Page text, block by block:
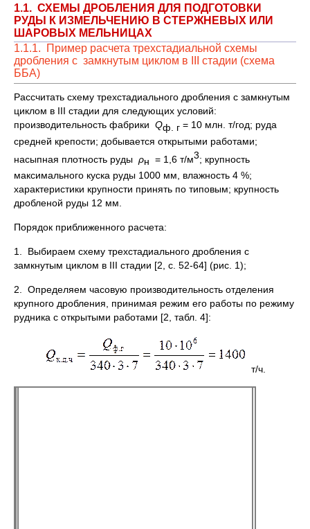
1.1. СХЕМЫ ДРОБЛЕНИЯ ДЛЯ ПОДГОТОВКИ
РУДЫ К ИЗМЕЛЬЧЕНИЮ В СТЕРЖНЕВЫХ ИЛИ
ШАРОВЫХ МЕЛЬНИЦАХ
1.1.1. Пример расчета трехстадиальной схемы
дробления с замкнутым циклом в III стадии (схема
ББА)
Рассчитать схему трехстадиального дробления с замкнутым
циклом в III стадии для следующих условий:
производительность фабрики Qф. г = 10 млн. т/год; руда
средней крепости; добывается открытыми работами;
насыпная плотность руды ρн = 1,6 т/м3; крупность
максимального куска руды 1000 мм, влажность 4 %;
характеристики крупности принять по типовым; крупность
дробленой руды 12 мм.
Порядок приближенного расчета:
1. Выбираем схему трехстадиального дробления с
замкнутым циклом в III стадии [2, с. 52-64] (рис. 1);
2. Определяем часовую производительность отделения
крупного дробления, принимая режим его работы по режиму
рудника с открытыми работами [2, табл. 4]:
т/ч.